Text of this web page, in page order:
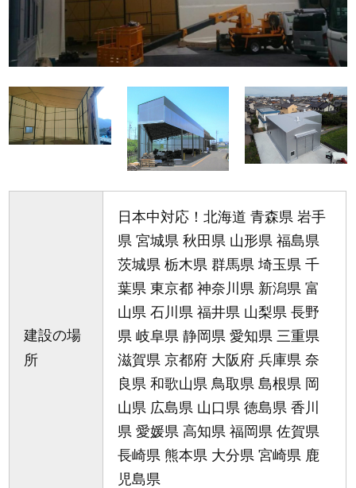
建設の場
所
日本中対応！北海道 青森県 岩手
県 宮城県 秋田県 山形県 福島県
茨城県 栃木県 群馬県 埼玉県 千
葉県 東京都 神奈川県 新潟県 富
山県 石川県 福井県 山梨県 長野
県 岐阜県 静岡県 愛知県 三重県
滋賀県 京都府 大阪府 兵庫県 奈
良県 和歌山県 鳥取県 島根県 岡
山県 広島県 山口県 徳島県 香川
県 愛媛県 高知県 福岡県 佐賀県
長崎県 熊本県 大分県 宮崎県 鹿
児島県